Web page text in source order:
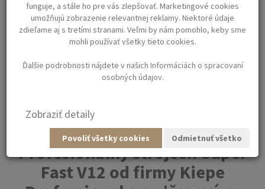
HAIR CLIPPER SUPERFAST
V12 KIEPE 6335 -
PROFESIONÁLNY
STROJČEK NA STRIHANIE
Profesionálny strojček Super
Fast V12 od firmy Kiepe
funguje, a stále ho pre vás zlepšovať. Marketingové cookies
umožňujú zobrazenie relevantnej reklamy. Niektoré údaje
zdieľame aj s tretími stranami. Veľmi by nám pomohlo, keby sme
mohli používať všetky tieto cookies.
Ďalšie podrobnosti nájdete v našich Informáciách o spracovaní
osobných údajov.
Zobraziť detaily
Povoliť všetky cookies Odmietnuť všetko